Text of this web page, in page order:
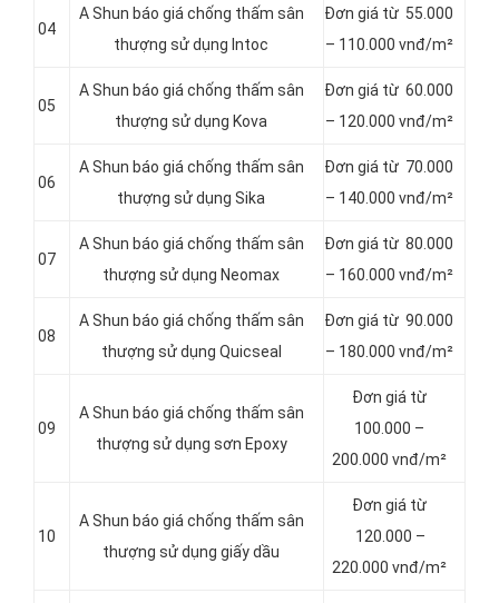
04
A Shun báo giá chống thấm sân
thượng sử dụng Intoc
Đơn giá từ 55.000
– 110.000 vnđ/m²
05
A Shun báo giá chống thấm sân
thượng sử dụng Kova
Đơn giá từ 60.000
– 120.000 vnđ/m²
06
A Shun báo giá chống thấm sân
thượng sử dụng Sika
Đơn giá từ 70.000
– 140.000 vnđ/m²
07
A Shun báo giá chống thấm sân
thượng sử dụng Neomax
Đơn giá từ 80.000
– 160.000 vnđ/m²
08
A Shun báo giá chống thấm sân
thượng sử dụng Quicseal
Đơn giá từ 90.000
– 180.000 vnđ/m²
09
A Shun báo giá chống thấm sân
thượng sử dụng sơn Epoxy
Đơn giá từ
100.000 –
200.000 vnđ/m²
10
A Shun báo giá chống thấm sân
thượng sử dụng giấy dầu
Đơn giá từ
120.000 –
220.000 vnđ/m²